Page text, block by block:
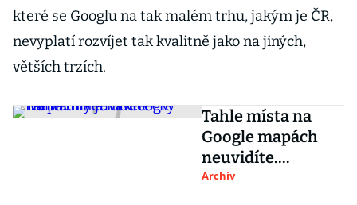
které se Googlu na tak malém trhu, jakým je ČR,
nevyplatí rozvíjet tak kvalitně jako na jiných,
větších trzích.
Tahle místa na
Google mapách
neuvidíte.
Nahradily je
Archiv